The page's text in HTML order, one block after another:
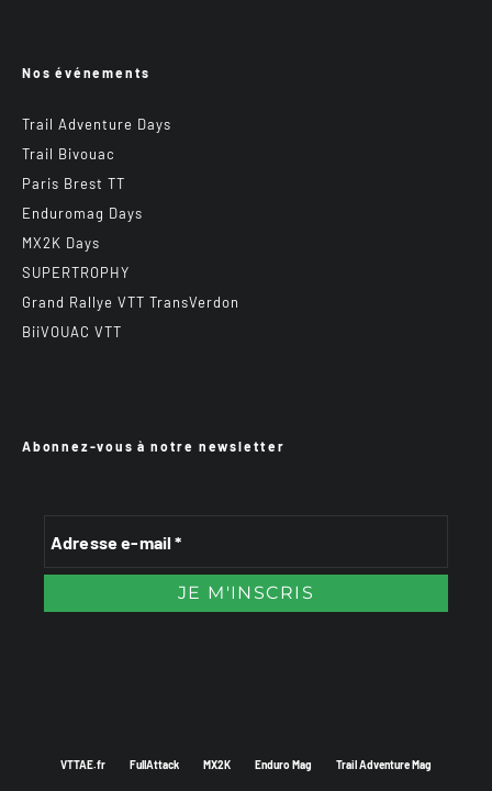
Nos événements
Trail Adventure Days
Trail Bivouac
Paris Brest TT
Enduromag Days
MX2K Days
SUPERTROPHY
Grand Rallye VTT TransVerdon
BiiVOUAC VTT
Abonnez-vous à notre newsletter
VTTAE.fr FullAttack MX2K Enduro Mag Trail Adventure Mag